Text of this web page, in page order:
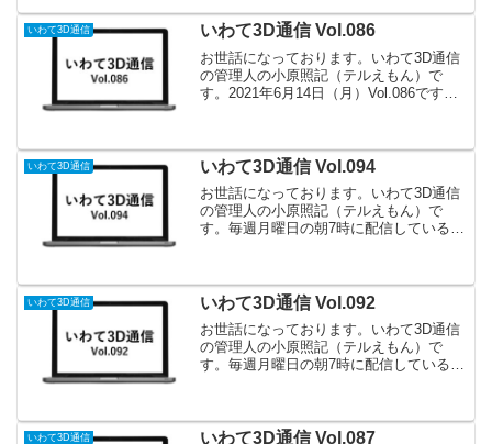
いわて3D通信 いわて3D通信 Vol.086
お世話になっております。いわて3D通信
の管理人の小原照記（テルえもん）で
す。2021年6月14日（月）Vol.086です。
るオーブン...
いわて3D通信 いわて3D通信 Vol.094
お世話になっております。いわて3D通信
の管理人の小原照記（テルえもん）で
す。毎週月曜日の朝7時に配信している
す。セミナー情報Inventor講習9/2-3...
いわて3D通信 いわて3D通信 Vol.092
お世話になっております。いわて3D通信
の管理人の小原照記（テルえもん）で
す。毎週月曜日の朝7時に配信している
ナ...
いわて3D通信 いわて3D通信 Vol.087